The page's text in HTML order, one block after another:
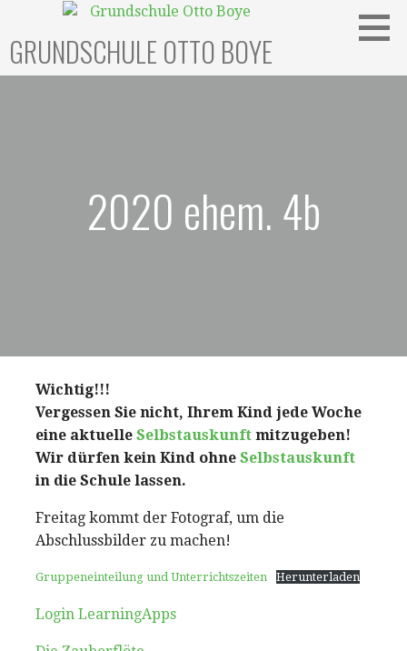
springen
GRUNDSCHULE OTTO BOYE
2020 ehem. 4b
Wichtig!!!
Vergessen Sie nicht, Ihrem Kind jede Woche
eine aktuelle Selbstauskunft mitzugeben!
Wir dürfen kein Kind ohne Selbstauskunft
in die Schule lassen.
Freitag kommt der Fotograf, um die
Abschlussbilder zu machen!
Gruppeneinteilung und Unterrichtszeiten Herunterladen
Login LearningApps